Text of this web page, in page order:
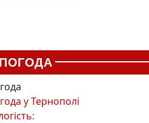
ПОГОДА
уТернополі